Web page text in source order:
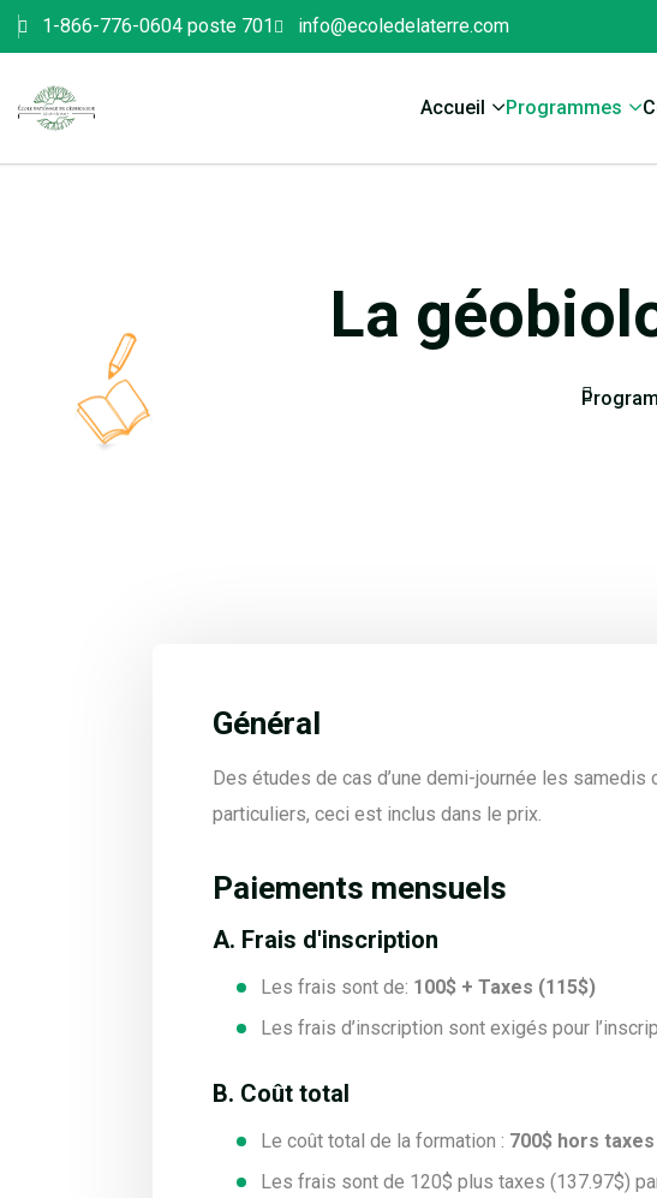
1-866-776-0604 poste 701 info@ecoledelaterre.com
Accueil Programmes
La
Général
Des études de cas d’une demi-journée les
particuliers, ceci est inclus dans le prix.
Paiements mensuels
A. Frais d'inscription
Les frais sont de: 100$ + Taxes (115$)
Les frais d’inscription sont exigés pour
B. Coût total
Le coût total de la formation : 700$ hors
Les frais sont de 120$ plus taxes (137.97$)